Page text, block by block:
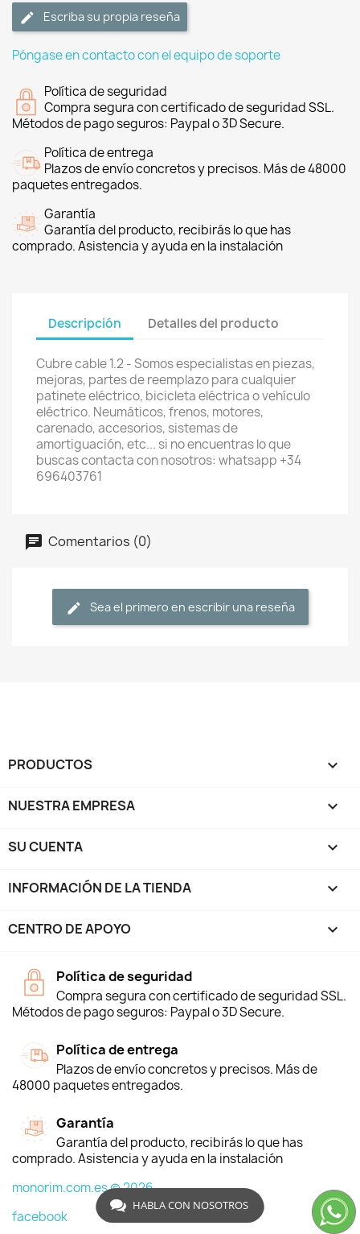
Escriba su propia reseña
Póngase en contacto con el equipo de soporte
Política de seguridad
Compra segura con certificado de seguridad SSL.
Métodos de pago seguros: Paypal o 3D Secure.
Política de entrega
Plazos de envío concretos y precisos. Más de 48000
paquetes entregados.
Garantía
Garantía del producto, recibirás lo que has
comprado. Asistencia y ayuda en la instalación
Descripción Detalles del producto
Cubre cable 1.2 - Somos especialistas en piezas,
mejoras, partes de reemplazo para cualquier
patinete eléctrico, bicicleta eléctrica o vehículo
eléctrico. Neumáticos, frenos, motores,
carenado, accesorios, sistemas de
amortiguación, etc... si no encuentras lo que
buscas contacta con nosotros: whatsapp +34
696403761
Comentarios (0)
Sea el primero en escribir una reseña
PRODUCTOS 
NUESTRA EMPRESA 
SU CUENTA 
INFORMACIÓN DE LA TIENDA keyboard_arrow_down
CENTRO DE APOYO 
Política de seguridad
Compra segura con certificado de seguridad SSL.
Métodos de pago seguros: Paypal o 3D Secure.
Política de entrega
Plazos de envío concretos y precisos. Más de
48000 paquetes entregados.
Garantía
Garantía del producto, recibirás lo que has
comprado. Asistencia y ayuda en la instalación
monorim.com.es © 2026
facebook
HABLA CON NOSOTROS